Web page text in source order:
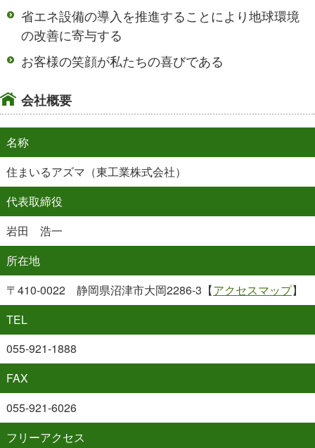
省エネ設備の導入を推進することにより地球環境
の改善に寄与する
お客様の笑顔が私たちの喜びである
会社概要
名称
住まいるアズマ（東工業株式会社）
代表取締役
岩田 浩一
所在地
〒410-0022 静岡県沼津市大岡2286-3【アクセスマップ】
TEL
055-921-1888
FAX
055-921-6026
フリーアクセス